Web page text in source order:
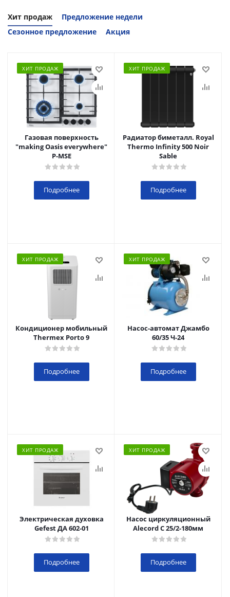
Хит продаж
Предложение недели
Сезонное предложение
Акция
ХИТ ПРОДАЖ
Газовая поверхность
"making Oasis everywhere"
P-MSE
Подробнее
ХИТ ПРОДАЖ
Радиатор биметалл. Royal
Thermo Infinity 500 Noir
Sable
Подробнее
ХИТ ПРОДАЖ
Кондиционер мобильный
Thermex Porto 9
Подробнее
ХИТ ПРОДАЖ
Насос-автомат Джамбо
60/35 Ч-24
Подробнее
ХИТ ПРОДАЖ
Электрическая духовка
Gefest ДА 602-01
Подробнее
ХИТ ПРОДАЖ
Насос циркуляционный
Alecord C 25/2-180мм
Подробнее